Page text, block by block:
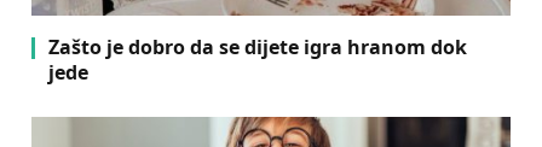
Zašto je dobro da se dijete igra hranom dok
jede